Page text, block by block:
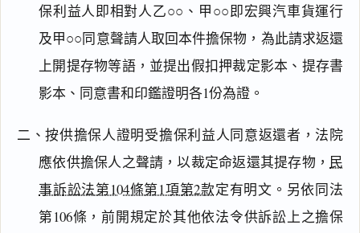
保利益人即相對人乙○○、甲○○即宏興汽車貨運行
及甲○○同意聲請人取回本件擔保物，為此請求返還
上開提存物等語，並提出假扣押裁定影本、提存書
影本、同意書和印鑑證明各1份為證。
二、按供擔保人證明受擔保利益人同意返還者，法院
應依供擔保人之聲請，以裁定命返還其提存物， 民
事訴訟法第104條第1項第2款定有明文。另依同法
第106條，前開規定於其他依法令供訴訟上之擔保